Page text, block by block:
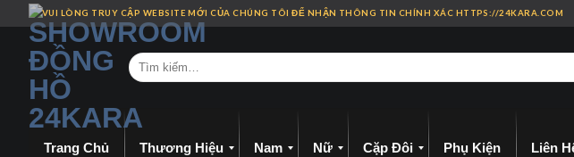
content
VUI LÒNG TRUY CẬP WEBSITE MỚI CỦA CHÚNG TÔI ĐỂ NHẬN THÔNG TIN CHÍNH XÁC HTTPS://24KARA.COM
Trang Chủ Thương Hiệu Nam Nữ Cặp Đôi Phụ Kiện Liên